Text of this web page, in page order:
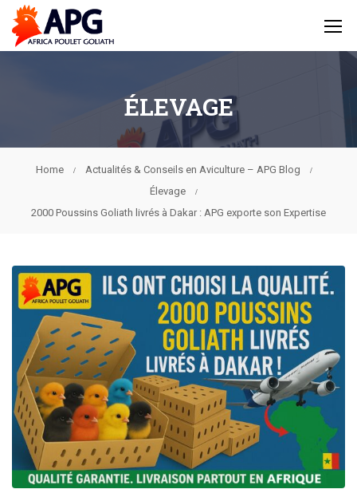
Home
Actualités & Conseils en Aviculture – APG Blog
Élevage
2000 Poussins Goliath livrés à Dakar : APG exporte son Expertise
ÉLEVAGE